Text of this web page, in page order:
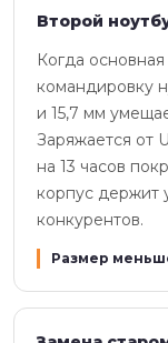
Второй
Когда
командировку
и 15,7 мм
Заряжается от
на 13 часов
корпус держит
конкурентов.
Размер меньше